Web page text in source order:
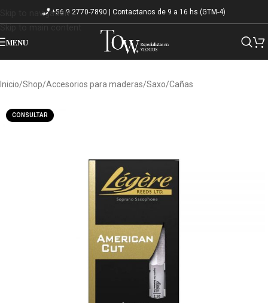
Skip to navigation
Skip to main content
+56 9 2770-7890 | Contactanos de 9 a 16 hs (GTM-4)
MENU
Inicio/Shop/Accesorios para maderas/Saxo/Cañas
CONSULTAR